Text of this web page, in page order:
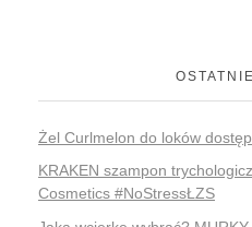
Żel Curlmelon do loków
KRAKEN szampon
Cosmetics #NoStressŁZS